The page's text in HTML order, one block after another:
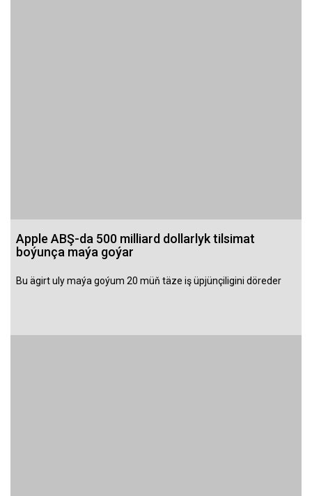
Apple ABŞ-da 500 milliard dollarlyk tilsimat
boýunça maýa goýar
Bu ägirt uly maýa goýum 20 müň täze iş üpjünçiligini döreder